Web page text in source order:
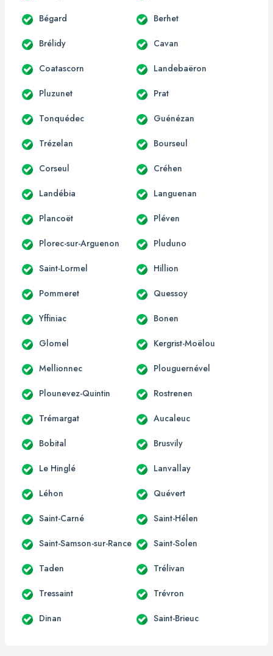
Bégard Berhet
Brélidy Cavan
Coatascorn Landebaëron
Pluzunet Prat
Tonquédec Guénézan
Trézelan Bourseul
Corseul Créhen
Landébia Languenan
Plancoët Pléven
Plorec-sur-Arguenon Pluduno
Saint-Lormel Hillion
Pommeret Quessoy
Yffiniac Bonen
Glomel Kergrist-Moëlou
Mellionnec Plouguernével
Plounevez-Quintin Rostrenen
Trémargat Aucaleuc
Bobital Brusvily
Le Hinglé Lanvallay
Léhon Quévert
Saint-Carné Saint-Hélen
Saint-Samson-sur-Rance Saint-Solen
Taden Trélivan
Tressaint Trévron
Dinan Saint-Brieuc